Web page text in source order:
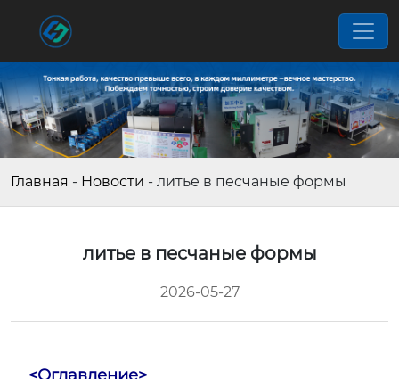
Главная - Новости - литье в песчаные формы
литье в песчаные формы
2026-05-27